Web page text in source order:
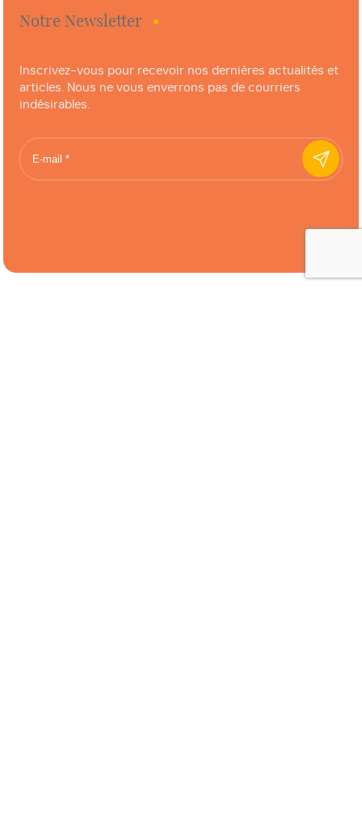
Notre Newsletter
Inscrivez-vous pour recevoir nos dernières actualités et
articles. Nous ne vous enverrons pas de courriers
indésirables.